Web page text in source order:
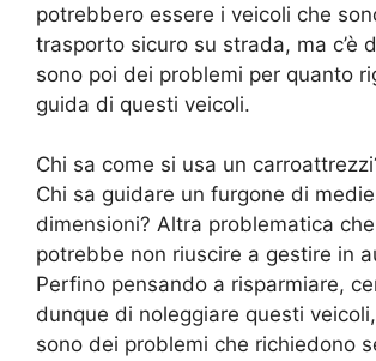
potrebbero essere i veicoli che
trasporto sicuro su strada, ma c’è
sono poi dei problemi per quanto
guida di questi veicoli.
Chi sa come si usa un
Chi sa guidare un furgone di
dimensioni? Altra problematica
potrebbe non riuscire a gestire in
Perfino pensando a risparmiare,
dunque di noleggiare questi
sono dei problemi che richiedono